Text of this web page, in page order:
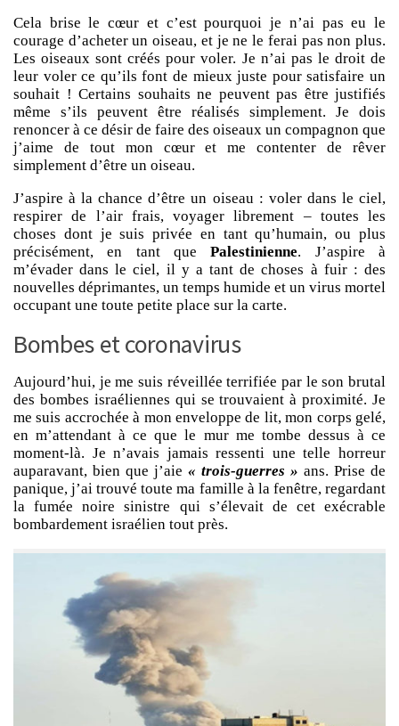
Cela brise le cœur et c’est pourquoi je n’ai pas eu le
courage d’acheter un oiseau, et je ne le ferai pas non plus.
Les oiseaux sont créés pour voler. Je n’ai pas le droit de
leur voler ce qu’ils font de mieux juste pour satisfaire un
souhait ! Certains souhaits ne peuvent pas être justifiés
même s’ils peuvent être réalisés simplement. Je dois
renoncer à ce désir de faire des oiseaux un compagnon que
j’aime de tout mon cœur et me contenter de rêver
simplement d’être un oiseau.
J’aspire à la chance d’être un oiseau : voler dans le ciel,
respirer de l’air frais, voyager librement – toutes les
choses dont je suis privée en tant qu’humain, ou plus
précisément, en tant quePalestinienne. J’aspire à
m’évader dans le ciel, il y a tant de choses à fuir : des
nouvelles déprimantes, un temps humide et un virus mortel
occupant une toute petite place sur la carte.
Bombes et coronavirus
Aujourd’hui, je me suis réveillée terrifiée par le son brutal
des bombes israéliennes qui se trouvaient à proximité. Je
me suis accrochée à mon enveloppe de lit, mon corps gelé,
en m’attendant à ce que le mur me tombe dessus à ce
moment-là. Je n’avais jamais ressenti une telle horreur
auparavant, bien que j’aie « trois-guerres » ans. Prise de
panique, j’ai trouvé toute ma famille à la fenêtre, regardant
la fumée noire sinistre qui s’élevait de cet exécrable
bombardement israélien tout près.